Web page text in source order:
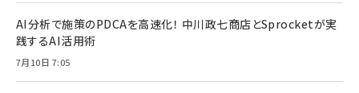
AI分析で施策のPDCAを高速化！ 中川政七商店とSprocketが実
践するAI活用術
7月10日 7:05